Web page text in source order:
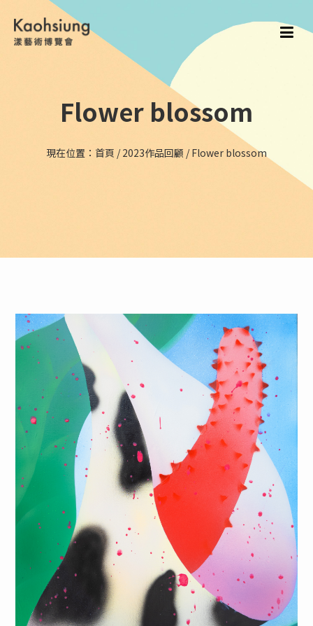
Flower blossom
現在位置： 首頁 /2023作品回顧 /Flower blossom